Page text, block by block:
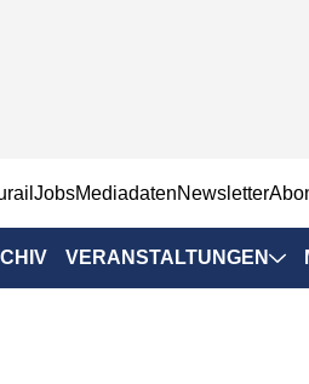
MediadatenNewsletter
VERANSTALTUNGEN